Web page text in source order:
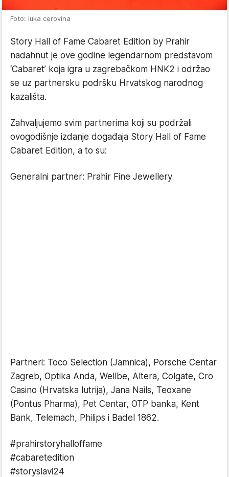
Foto: luka cerovina
Story Hall of Fame Cabaret Edition by Prahir
nadahnut je ove godine legendarnom predstavom
‘Cabaret’ koja igra u zagrebačkom HNK2 i održao
se uz partnersku podršku Hrvatskog narodnog
kazališta.
Zahvaljujemo svim partnerima koji su podržali
ovogodišnje izdanje događaja Story Hall of Fame
Cabaret Edition, a to su:
Generalni partner: Prahir Fine Jewellery
Partneri: Toco Selection (Jamnica), Porsche Centar
Zagreb, Optika Anda, Wellbe, Altera, Colgate, Cro
Casino (Hrvatska lutrija), Jana Nails, Teoxane
(Pontus Pharma), Pet Centar, OTP banka, Kent
Bank, Telemach, Philips i Badel 1862.
#prahirstoryhalloffame
#cabaretedition
#storyslavi24